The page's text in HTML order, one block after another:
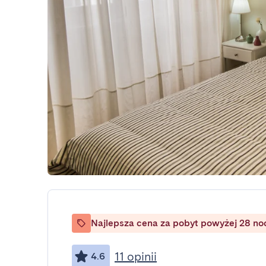
Najlepsza cena za pobyt powyżej 28
4.6 11 opinii